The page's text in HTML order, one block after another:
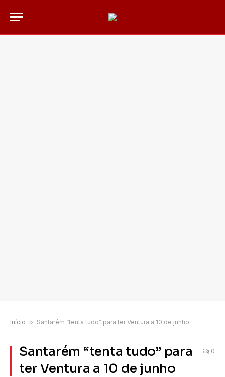
Início » Santarém “tenta tudo” para ter Ventura a 10 de junho
Santarém “tenta tudo” para
ter Ventura a 10 de junho
0